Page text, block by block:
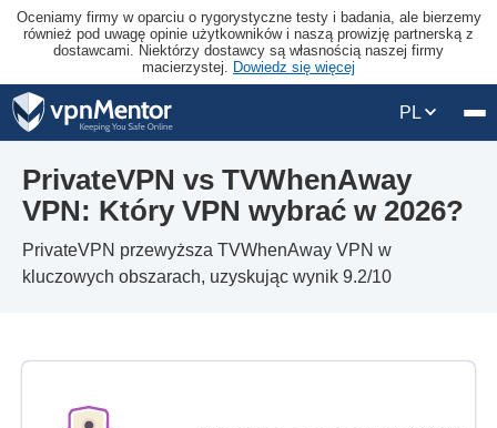
Oceniamy firmy w oparciu o rygorystyczne testy i badania, ale bierzemy
również pod uwagę opinie użytkowników i naszą prowizję partnerską z
dostawcami. Niektórzy dostawcy są własnością naszej firmy
macierzystej. Dowiedz się więcej
PL
PrivateVPN vs TVWhenAway
VPN: Który VPN wybrać w 2026?
PrivateVPN przewyższa TVWhenAway VPN w
kluczowych obszarach, uzyskując wynik 9.2/10